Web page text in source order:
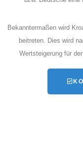
Bekanntermaßen wird
beitreten. Dies wird
Wertsteigerung für